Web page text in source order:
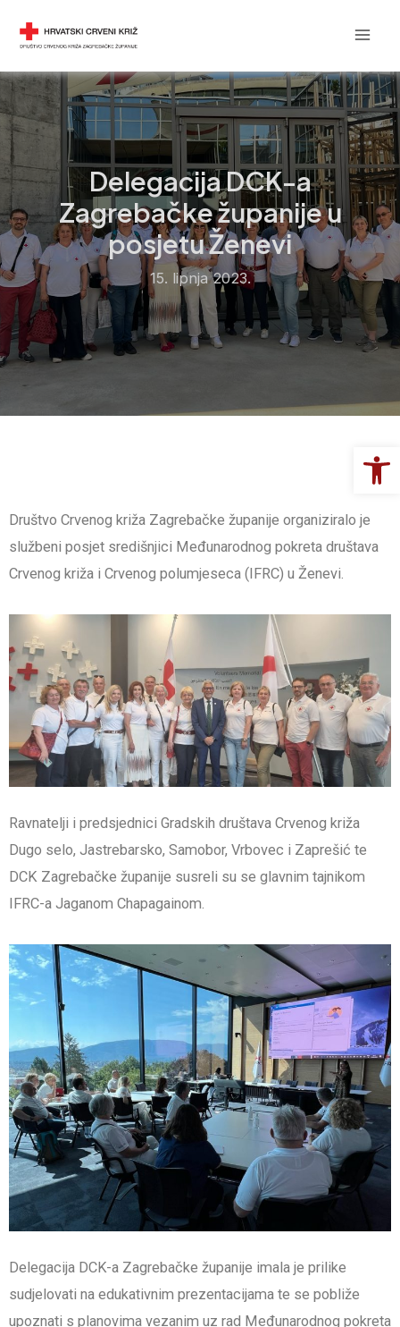
Delegacija DCK-a
Zagrebačke županije u
posjetu Ženevi
15. lipnja 2023.
Društvo Crvenog križa Zagrebačke županije organiziralo je
službeni posjet središnjici Međunarodnog pokreta društava
Crvenog križa i Crvenog polumjeseca (IFRC) u Ženevi.
Ravnatelji i predsjednici Gradskih društava Crvenog križa
Dugo selo, Jastrebarsko, Samobor, Vrbovec i Zaprešić te
DCK Zagrebačke županije susreli su se glavnim tajnikom
IFRC-a Jaganom Chapagainom.
Delegacija DCK-a Zagrebačke županije imala je prilike
sudjelovati na edukativnim prezentacijama te se pobliže
upoznati s planovima vezanim uz rad Međunarodnog pokreta
navigation